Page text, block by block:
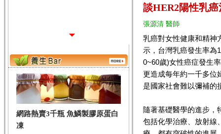
網路熱賣3千瓶 魚鱗製膠原蛋白
凍
談HER2陽性乳
張源清 醫師
乳癌對女性健康和精神
示，台灣乳癌發生率為
0~60歲)女性癌症發生
更造成每年約一千多位
是國家社會難以彌補的
隨著基礎醫學的進步，
包括化學治療、放射線